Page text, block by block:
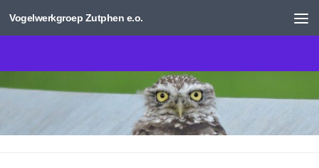
Doorgaan naar inhoud
Vogelwerkgroep Zutphen e.o.